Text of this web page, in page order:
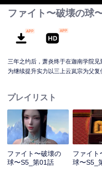
ファイト〜破壊の球
三年之约后，萧炎终于在迦南学院
为继续提升实力以三上云岚宗为父
プレイリスト
ファイト〜破壊の
球〜S5_第01話
ファイト
球〜S5_